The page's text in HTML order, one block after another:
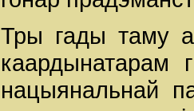
Тры гады таму
каардынатарам
нацыянальнай